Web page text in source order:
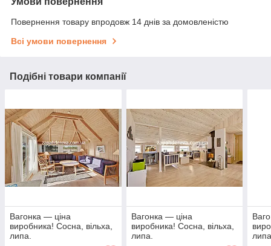
Повернення товару впродовж 14 днів за домовленістю
Всі умови повернення
Подібні товари компанії
Вагонка — ціна
виробника! Сосна, вільха,
липа.
Вагонка — ціна
виробника! Сосна, вільха,
липа.